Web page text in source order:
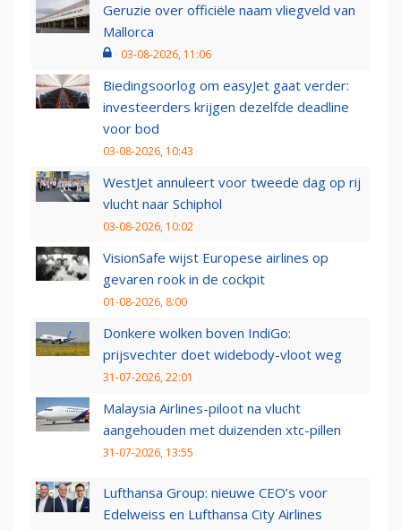
Geruzie over officiële naam vliegveld van
Mallorca
03-08-2026, 11:06
Biedingsoorlog om easyJet gaat verder:
investeerders krijgen dezelfde deadline
voor bod
03-08-2026, 10:43
WestJet annuleert voor tweede dag op rij
vlucht naar Schiphol
03-08-2026, 10:02
VisionSafe wijst Europese airlines op
gevaren rook in de cockpit
01-08-2026, 8:00
Donkere wolken boven IndiGo:
prijsvechter doet widebody-vloot weg
31-07-2026, 22:01
Malaysia Airlines-piloot na vlucht
aangehouden met duizenden xtc-pillen
31-07-2026, 13:55
Lufthansa Group: nieuwe CEO’s voor
Edelweiss en Lufthansa City Airlines